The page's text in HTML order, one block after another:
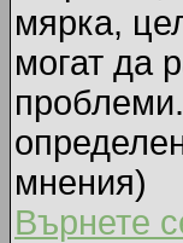
мярка,
могат да
мнения)
Върнете